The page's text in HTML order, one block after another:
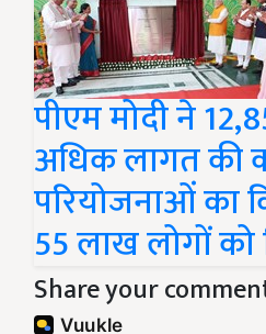
पीएम मोदी ने
अधिक लागत की
परियोजनाओं का
55 लाख लोगों
Share your